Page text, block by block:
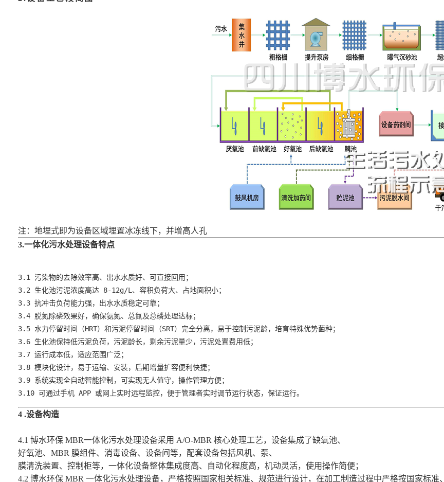
注：地埋式即为设备区域埋置冰冻线下，并增高人孔
3.一体化污水处理设备特点
3.1 污染物的去除效率高、出水水质好、可直接回用；
3.2 生化池污泥浓度高达 8-12g/L、容积负荷大、占地面积小；
3.3 抗冲击负荷能力强，出水水质稳定可靠；
3.4 脱氮除磷效果好，确保氨氮、总氮及总磷处理达标；
3.5 水力停留时间（HRT）和污泥停留时间（SRT）完全分离，易于控制污泥龄，培育特殊优势菌种；
3.6 生化池保持低污泥负荷，污泥龄长，剩余污泥量少，污泥处置费用低；
3.7 运行成本低，适应范围广泛；
3.8 模块化设计，易于运输、安装，后期增量扩容便利快捷；
3.9 系统实现全自动智能控制，可实现无人值守，操作管理方便；
3.10 可通过手机 APP 或网上实时远程监控，便于管理者实时调节运行状态，保证运行。
4 .设备构造
4.1 博水环保 MBR一体化污水处理设备采用 A/O-MBR 核心处理工艺，设备集成了缺氧池、
好氧池、MBR 膜组件、消毒设备、设备间等，配套设备包括风机、泵、
膜清洗装置、控制柜等，一体化设备整体集成度高、自动化程度高，机动灵活，使用操作简便；
4.2 博水环保 MBR 一体化污水处理设备，严格按照国家相关标准、规范进行设计，在加工制造过程中严格按国家标准、